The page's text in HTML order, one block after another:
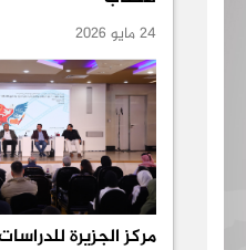
24 مايو 2026
مركز الجزيرة